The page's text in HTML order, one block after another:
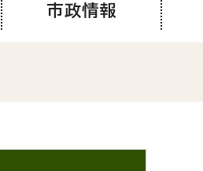
市政情報